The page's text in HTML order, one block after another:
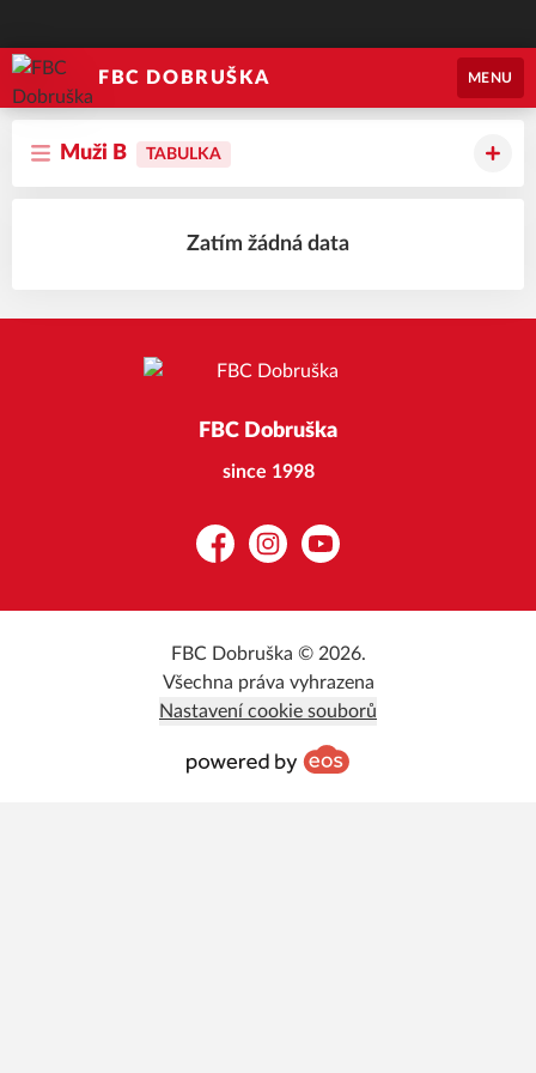
FBC DOBRUŠKA MENU
Muži B TABULKA
Zatím žádná data
FBC Dobruška
since 1998
FacebookInstagramYouTube
FBC Dobruška © 2026.
Všechna práva vyhrazena
Nastavení cookie souborů